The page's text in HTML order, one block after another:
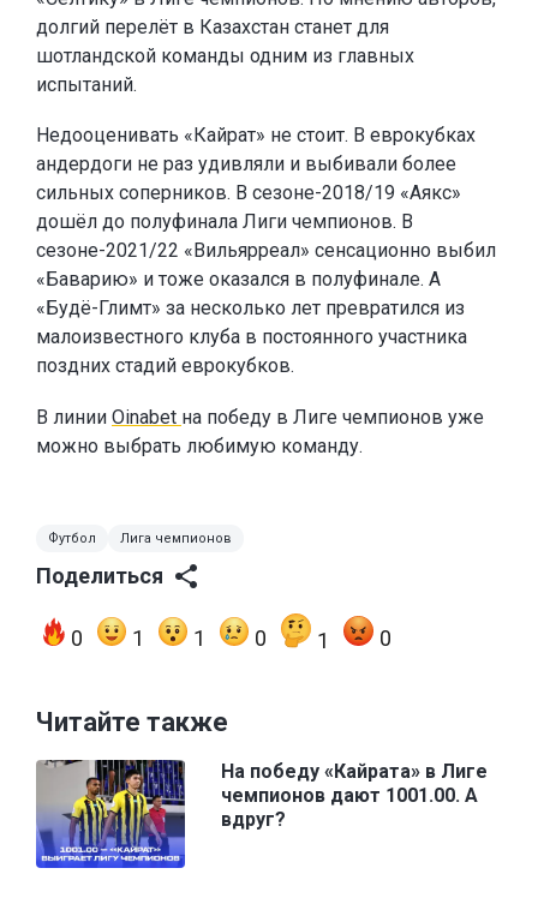
долгий перелёт в Казахстан станет для
шотландской команды одним из главных
испытаний.
Недооценивать «Кайрат» не стоит. В еврокубках
андердоги не раз удивляли и выбивали более
сильных соперников. В сезоне-2018/19 «Аякс»
дошёл до полуфинала Лиги чемпионов. В
сезоне-2021/22 «Вильярреал» сенсационно выбил
«Баварию» и тоже оказался в полуфинале. А
«Будё-Глимт» за несколько лет превратился из
малоизвестного клуба в постоянного участника
поздних стадий еврокубков.
В линии Oinabet на победу в Лиге чемпионов уже
можно выбрать любимую команду.
Футбол Лига чемпионов
Поделиться
0 1 1 0 1 0
Читайте также
На победу «Кайрата» в Лиге
чемпионов дают 1001.00. А
вдруг?